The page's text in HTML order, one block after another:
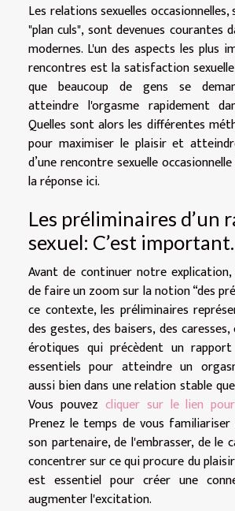
Les relations sexuelles occasionnelles,
"plan culs", sont devenues courantes
modernes. L'un des aspects les plus
rencontres est la satisfaction
que beaucoup de gens se
atteindre l'orgasme rapidement
Quelles sont alors les différentes
pour maximiser le plaisir et
d’une rencontre sexuelle
la réponse ici.
Les préliminaires d’un
sexuel: C’est important.
Avant de continuer notre
de faire un zoom sur la notion “des
ce contexte, les préliminaires
des gestes, des baisers, des
érotiques qui précèdent un
essentiels pour atteindre un
aussi bien dans une relation stable
Vous pouvez cliquer sur le lien
Prenez le temps de vous
son partenaire, de l'embrasser, de le
concentrer sur ce qui procure du
est essentiel pour créer une
augmenter l'excitation.